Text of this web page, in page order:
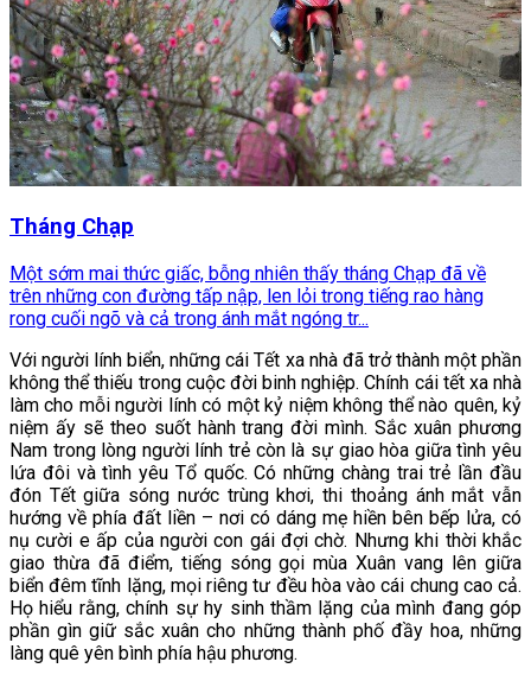
Tháng Chạp
Một sớm mai thức giấc, bỗng nhiên thấy tháng Chạp đã về
trên những con đường tấp nập, len lỏi trong tiếng rao hàng
rong cuối ngõ và cả trong ánh mắt ngóng tr...
Với người lính biển, những cái Tết xa nhà đã trở thành một phần
không thể thiếu trong cuộc đời binh nghiệp. Chính cái tết xa nhà
làm cho mỗi người lính có một kỷ niệm không thể nào quên, kỷ
niệm ấy sẽ theo suốt hành trang đời mình. Sắc xuân phương
Nam trong lòng người lính trẻ còn là sự giao hòa giữa tình yêu
lứa đôi và tình yêu Tổ quốc. Có những chàng trai trẻ lần đầu
đón Tết giữa sóng nước trùng khơi, thi thoảng ánh mắt vẫn
hướng về phía đất liền – nơi có dáng mẹ hiền bên bếp lửa, có
nụ cười e ấp của người con gái đợi chờ. Nhưng khi thời khắc
giao thừa đã điểm, tiếng sóng gọi mùa Xuân vang lên giữa
biển đêm tĩnh lặng, mọi riêng tư đều hòa vào cái chung cao cả.
Họ hiểu rằng, chính sự hy sinh thầm lặng của mình đang góp
phần gìn giữ sắc xuân cho những thành phố đầy hoa, những
làng quê yên bình phía hậu phương.